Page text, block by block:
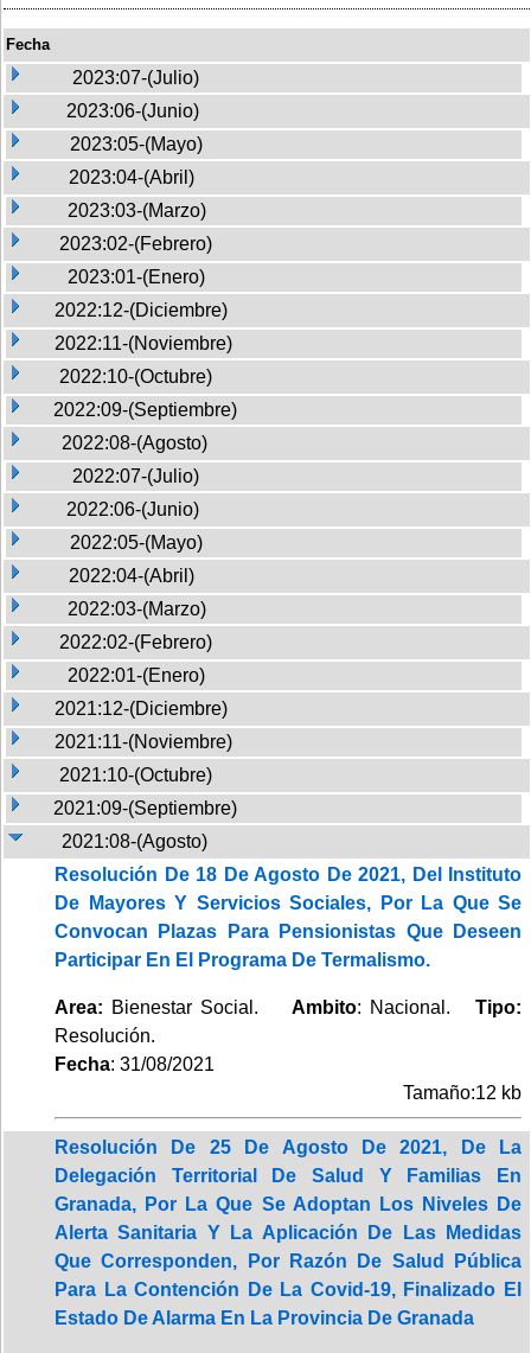
Fecha
2023:07-(Julio)
2023:06-(Junio)
2023:05-(Mayo)
2023:04-(Abril)
2023:03-(Marzo)
2023:02-(Febrero)
2023:01-(Enero)
2022:12-(Diciembre)
2022:11-(Noviembre)
2022:10-(Octubre)
2022:09-(Septiembre)
2022:08-(Agosto)
2022:07-(Julio)
2022:06-(Junio)
2022:05-(Mayo)
2022:04-(Abril)
2022:03-(Marzo)
2022:02-(Febrero)
2022:01-(Enero)
2021:12-(Diciembre)
2021:11-(Noviembre)
2021:10-(Octubre)
2021:09-(Septiembre)
2021:08-(Agosto)
Resolución De 18 De Agosto De 2021, Del Instituto
De Mayores Y Servicios Sociales, Por La Que Se
Convocan Plazas Para Pensionistas Que Deseen
Participar En El Programa De Termalismo.
Area: Bienestar Social. Ambito: Nacional. Tipo:
Resolución.
Fecha: 31/08/2021
Tamaño:12 kb
Resolución De 25 De Agosto De 2021, De La
Delegación Territorial De Salud Y Familias En
Granada, Por La Que Se Adoptan Los Niveles De
Alerta Sanitaria Y La Aplicación De Las Medidas
Que Corresponden, Por Razón De Salud Pública
Para La Contención De La Covid-19, Finalizado El
Estado De Alarma En La Provincia De Granada